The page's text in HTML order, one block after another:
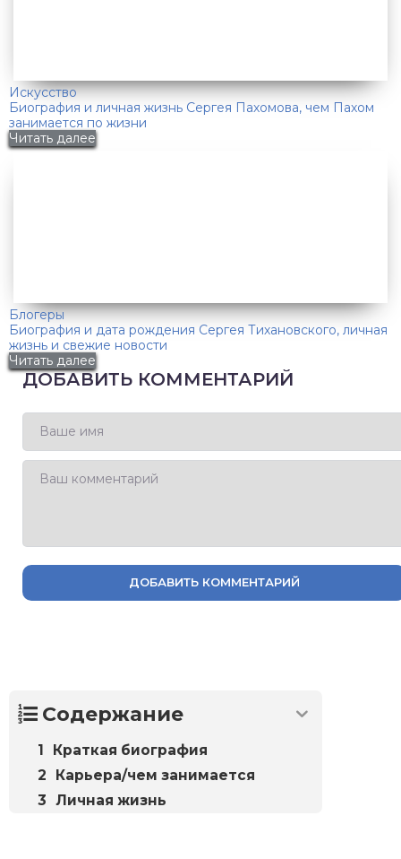
Искусство
Биография и личная жизнь Сергея Пахомова, чем Пахом
занимается по жизни
Читать далее
Блогеры
Биография и дата рождения Сергея Тихановского, личная
жизнь и свежие новости
Читать далее
ДОБАВИТЬ КОММЕНТАРИЙ
ДОБАВИТЬ КОММЕНТАРИЙ
Содержание
Краткая биография
Карьера/чем занимается
Личная жизнь